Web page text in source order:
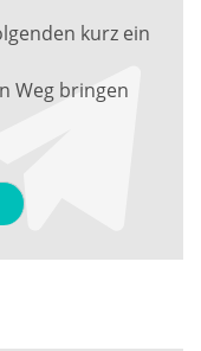
kurz ein
Weg bringen